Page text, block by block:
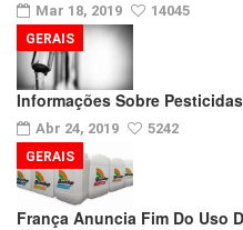
Mar 18, 2019 14045
Informações Sobre
Abr 24, 2019 5242
GERAIS
França Anuncia Fim Do Uso
GERAIS